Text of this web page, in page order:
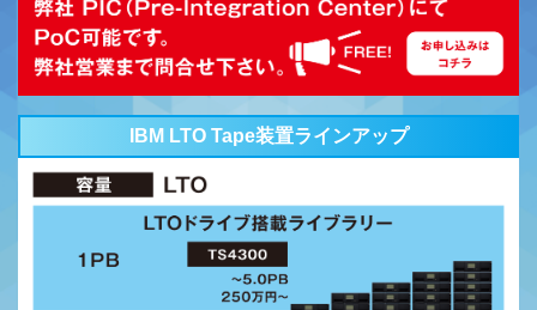
IBM LTO Tape装置ラインアップ